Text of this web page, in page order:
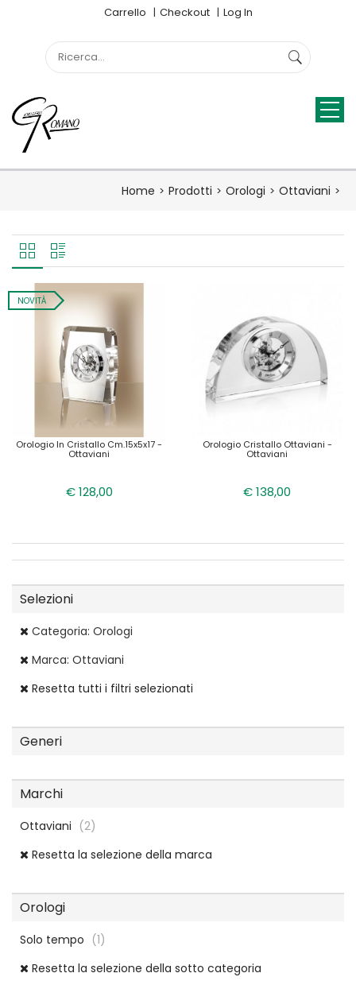
Carrello Checkout Log In
Home Prodotti Orologi Ottaviani
NOVITÀ
Orologio In Cristallo Cm.15x5x17 -
Ottaviani
€ 128,00
Orologio Cristallo Ottaviani -
Ottaviani
€ 138,00
Selezioni
Categoria: Orologi
Marca: Ottaviani
Resetta tutti i filtri selezionati
Generi
Marchi
Ottaviani (2)
Resetta la selezione della marca
Orologi
Solo tempo (1)
Resetta la selezione della sotto categoria